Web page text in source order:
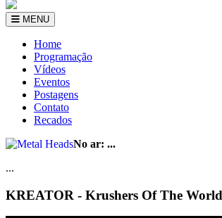
MENU
Home
Programação
Vídeos
Eventos
Postagens
Contato
Recados
No ar: ...
...
KREATOR - Krushers Of The